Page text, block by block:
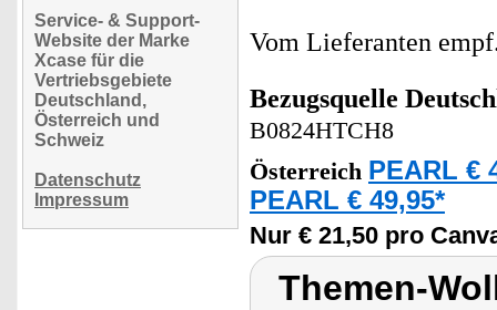
Service- & Support-
Website der Marke
Xcase für die
Vertriebsgebiete
Deutschland,
Österreich und
Schweiz
Datenschutz
Impressum
Vom Lieferanten
Bezugsquelle
B0824HTCH8
Österreich PEARL €
PEARL € 49,95*
Nur € 21,50 pro
Themen-